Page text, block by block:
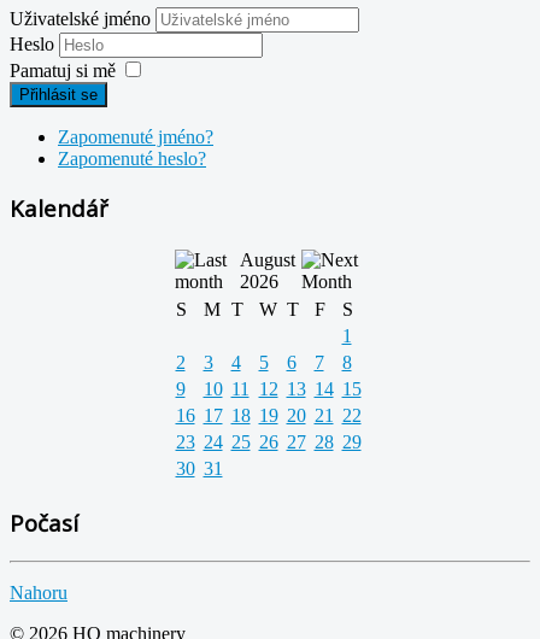
Uživatelské jméno
Heslo
Pamatuj si mě
Přihlásit se
Zapomenuté jméno?
Zapomenuté heslo?
Kalendář
August
2026
S
M T W T F
S
1
2
3 4 5 6 7
8
9
10 11 12 13 14 15
16 17 18 19 20 21
22
23 24 25 26 27 28 29
30 31
Počasí
Nahoru
© 2026 HQ machinery